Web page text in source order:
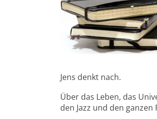
Jens denkt nach.
Über das Leben, das
den Jazz und den ganzen